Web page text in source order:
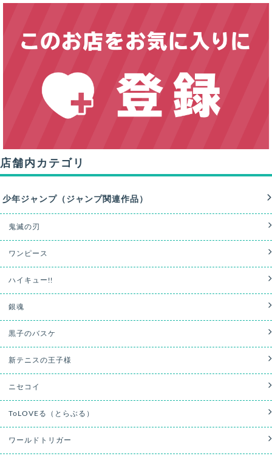
店舗内カテゴリ
少年ジャンプ（ジャンプ関連作品）
鬼滅の刃
ワンピース
ハイキュー!!
銀魂
黒子のバスケ
新テニスの王子様
ニセコイ
ToLOVEる（とらぶる）
ワールドトリガー